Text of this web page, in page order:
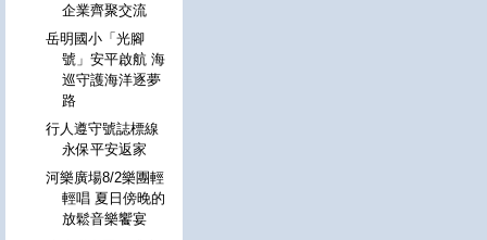
企業齊聚交流
岳明國小「光腳
號」安平啟航 海
巡守護海洋逐夢
路
行人遵守號誌標線
永保平安返家
河樂廣場8/2樂團輕
輕唱 夏日傍晚的
放鬆音樂饗宴